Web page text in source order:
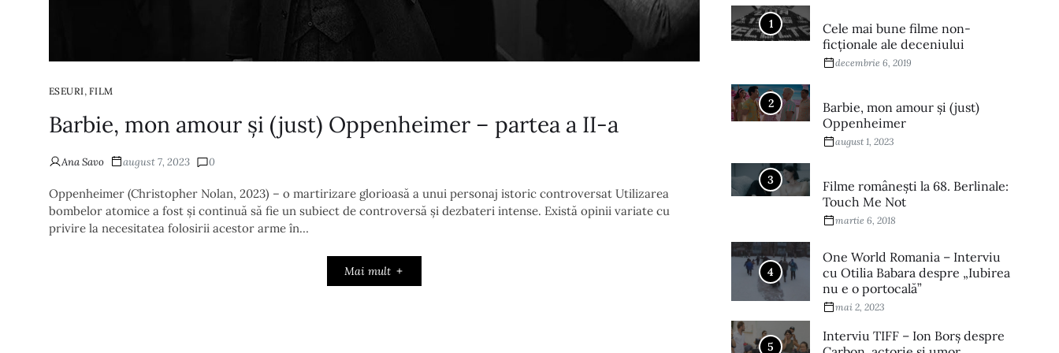
ESEURI, FILM
Barbie, mon amour și (just) Oppenheimer – partea a II-a
Ana Savo august 7, 2023 0
Oppenheimer (Christopher Nolan, 2023) – o martirizare glorioasă a unui personaj istoric controversat Utilizarea
bombelor atomice a fost și continuă să fie un subiect de controversă și dezbateri intense. Există opinii variate cu
privire la necesitatea folosirii acestor arme în…
Mai mult
1
Cele mai bune filme non-
ficționale ale deceniului
decembrie 6, 2019
2
Barbie, mon amour și (just)
Oppenheimer
august 1, 2023
3
Filme româneşti la 68. Berlinale:
Touch Me Not
martie 6, 2018
4
One World Romania – Interviu
cu Otilia Babara despre „Iubirea
nu e o portocală”
mai 2, 2023
5
Interviu TIFF – Ion Borș despre